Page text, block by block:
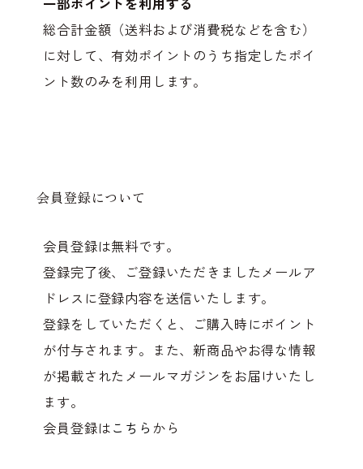
総合計金額（送料および消費税などを含む）
に対して、有効ポイントのうち指定したポイ
ント数のみを利用します。
会員登録について
会員登録は無料です。
登録完了後、ご登録いただきましたメールア
ドレスに登録内容を送信いたします。
登録をしていただくと、ご購入時にポイント
が付与されます。また、新商品やお得な情報
が掲載されたメールマガジンをお届けいたし
ます。
会員登録はこちら から